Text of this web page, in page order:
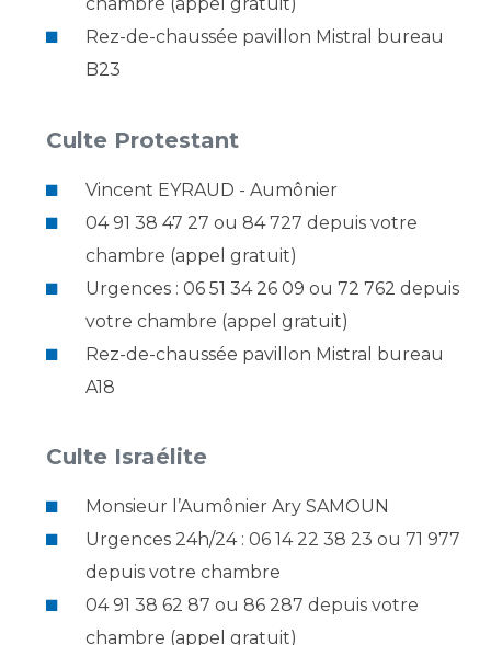
Rez-de-chaussée pavillon Mistral bureau
B23
Culte Protestant
Vincent EYRAUD - Aumônier
04 91 38 47 27 ou 84 727 depuis votre
chambre (appel gratuit)
Urgences : 06 51 34 26 09 ou 72 762 depuis
votre chambre (appel gratuit)
Rez-de-chaussée pavillon Mistral bureau
A18
Culte Israélite
Monsieur l’Aumônier Ary SAMOUN
Urgences 24h/24 : 06 14 22 38 23 ou 71 977
depuis votre chambre
04 91 38 62 87 ou 86 287 depuis votre
chambre (appel gratuit)